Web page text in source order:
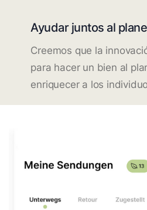
Ayudar juntos al
Creemos que la
para hacer un bien al
enriquecer a los